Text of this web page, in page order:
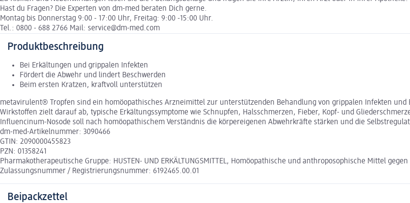
Hast du Fragen? Die Experten von dm-med beraten Dich gerne.
Montag bis Donnerstag 9:00 - 17:00 Uhr, Freitag: 9:00 -15:00 Uhr.
Tel.: 0800 - 688 2766 Mail: service@dm-med.com
Produktbeschreibung
Bei Erkältungen und grippalen Infekten
Fördert die Abwehr und lindert Beschwerden
Beim ersten Kratzen, kraftvoll unterstützen
metavirulent® Tropfen sind ein homöopathisches Arzneimittel zur unterstützenden Behandlung von grippalen Infekten
Wirkstoffen zielt darauf ab, typische Erkältungssymptome wie Schnupfen, Halsschmerzen, Fieber, Kopf- und
Influencinum-Nosode soll nach homöopathischem Verständnis die körpereigenen Abwehrkräfte stärken und die
dm-med-Artikelnummer: 3090466
GTIN: 2090000455823
PZN: 01358241
Pharmakotherapeutische Gruppe: HUSTEN- UND ERKÄLTUNGSMITTEL, Homöopathische und anthroposophische Mittel
Zulassungsnummer / Registrierungsnummer: 6192465.00.01
Beipackzettel